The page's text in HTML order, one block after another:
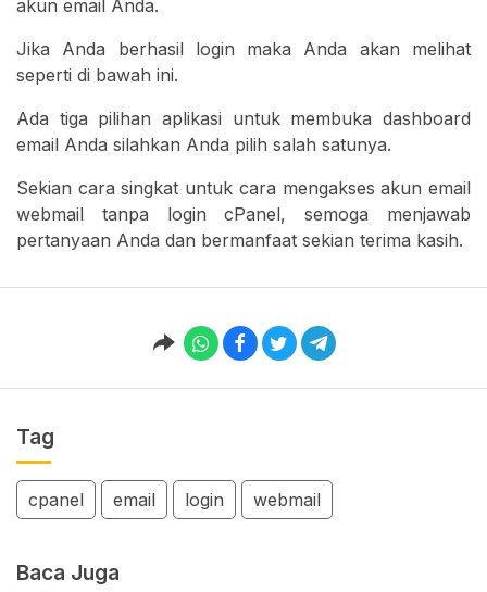
akun email Anda.
Jika Anda berhasil login maka Anda akan melihat
seperti di bawah ini.
Ada tiga pilihan aplikasi untuk membuka dashboard
email Anda silahkan Anda pilih salah satunya.
Sekian cara singkat untuk cara mengakses akun email
webmail tanpa login cPanel, semoga menjawab
pertanyaan Anda dan bermanfaat sekian terima kasih.
Tag
cpanel email login webmail
Baca Juga